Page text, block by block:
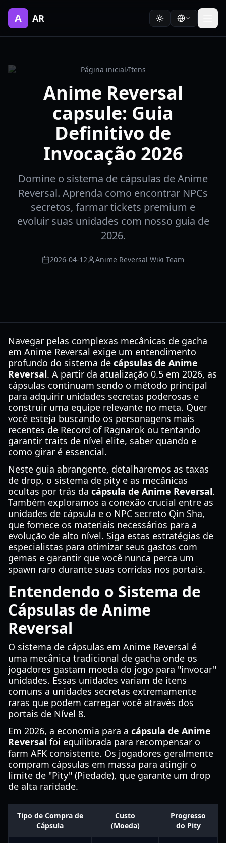
A AR
Página inicial/Itens
Anime Reversal
capsule: Guia
Definitivo de
Invocação 2026
Domine o sistema de cápsulas de Anime
Reversal. Aprenda como encontrar NPCs
secretos, farmar tickets premium e
evoluir suas unidades com nosso guia de
2026.
2026-04-12 Anime Reversal Wiki Team
Navegar pelas complexas mecânicas de gacha
em Anime Reversal exige um entendimento
profundo do sistema de cápsulas de Anime
Reversal. A partir da atualização 0.5 em 2026, as
cápsulas continuam sendo o método principal
para adquirir unidades secretas poderosas e
construir uma equipe relevante no meta. Quer
você esteja buscando os personagens mais
recentes de Record of Ragnarok ou tentando
garantir traits de nível elite, saber quando e
como girar é essencial.
Neste guia abrangente, detalharemos as taxas
de drop, o sistema de pity e as mecânicas
ocultas por trás da cápsula de Anime Reversal.
Também exploramos a conexão crucial entre as
unidades de cápsula e o NPC secreto Qin Sha,
que fornece os materiais necessários para a
evolução de alto nível. Siga estas estratégias de
especialistas para otimizar seus gastos com
gemas e garantir que você nunca perca um
spawn raro durante suas corridas nos portais.
Entendendo o Sistema de
Cápsulas de Anime
Reversal
O sistema de cápsulas em Anime Reversal é
uma mecânica tradicional de gacha onde os
jogadores gastam moeda do jogo para "invocar"
unidades. Essas unidades variam de itens
comuns a unidades secretas extremamente
raras que podem carregar você através dos
portais de Nível 8.
Em 2026, a economia para a cápsula de Anime
Reversal foi equilibrada para recompensar o
farm AFK consistente. Os jogadores geralmente
compram cápsulas em massa para atingir o
limite de "Pity" (Piedade), que garante um drop
de alta raridade.
Tipo de Compra de
Cápsula
Custo
(Moeda)
Progresso
do Pity